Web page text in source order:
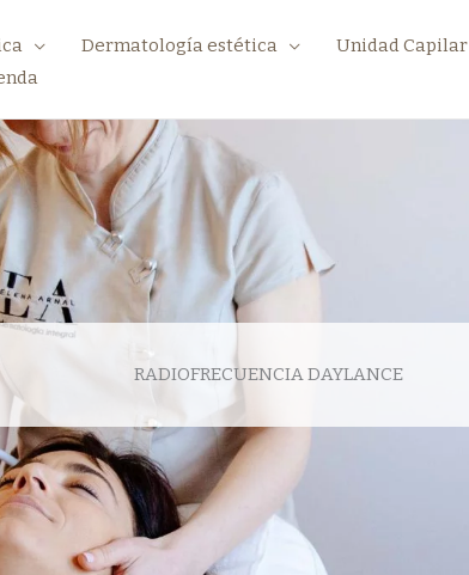
Dermatología estética Unidad Capilar
RADIOFRECUENCIA DAYLANCE